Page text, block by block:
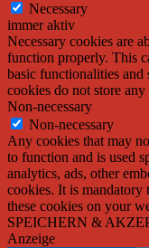
Necessary
immer aktiv
Necessary cookies are
function properly. This
basic functionalities and
cookies do not store
Non-necessary
Non-necessary
Any cookies that may
to function and is used
analytics, ads, other
cookies. It is mandatory
these cookies on your
SPEICHERN &
Anzeige